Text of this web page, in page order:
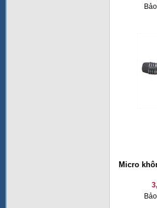
Micro